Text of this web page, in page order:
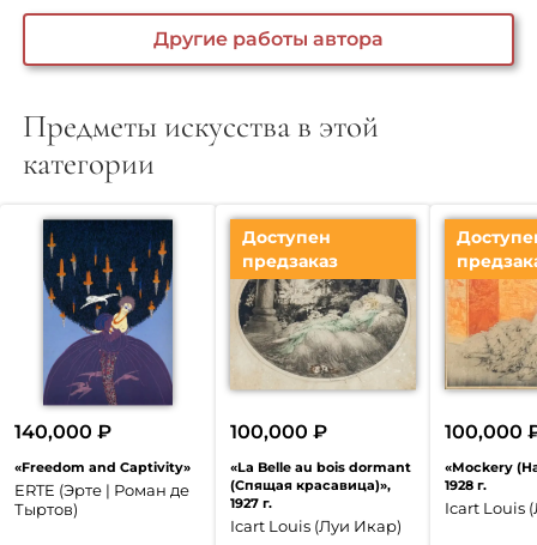
Другие работы автора
Предметы искусства в этой
категории
«Freedom and Captivity»
ERTE (Эрте | Роман де
Тыртов)
140,000₽
Доступен
предзаказ
«La Belle au bois dormant
(Спящая красавица)»,
1927 г.
Icart Louis (Луи Икар)
100,000 ₽
«Mockery
1928 г.
Icart Louis
100,000